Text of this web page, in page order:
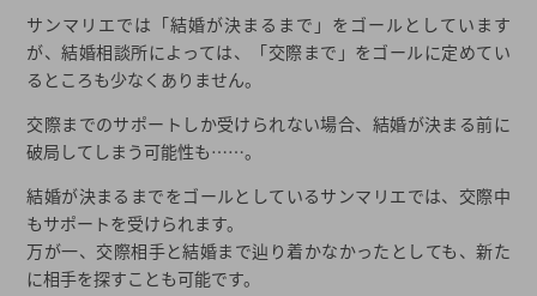
サンマリエでは「結婚が決まるまで」をゴールとしています
が、結婚相談所によっては、「交際まで」をゴールに定めてい
るところも少なくありません。
交際までのサポートしか受けられない場合、結婚が決まる前に
破局してしまう可能性も……。
結婚が決まるまでをゴールとしているサンマリエでは、交際中
もサポートを受けられます。
万が一、交際相手と結婚まで辿り着かなかったとしても、新た
に相手を探すことも可能です。